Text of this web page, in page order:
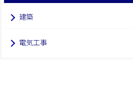
建築
電気工事